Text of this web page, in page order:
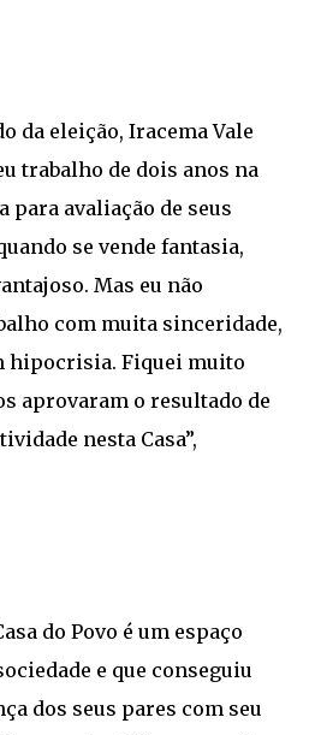
da eleição, Iracema Vale
trabalho de dois anos na
para avaliação de seus
se vende fantasia,
Mas eu não
com muita sinceridade,
hipocrisia. Fiquei muito
aprovaram o resultado de
nesta Casa”,
do Povo é um espaço
e que conseguiu
dos seus pares com seu